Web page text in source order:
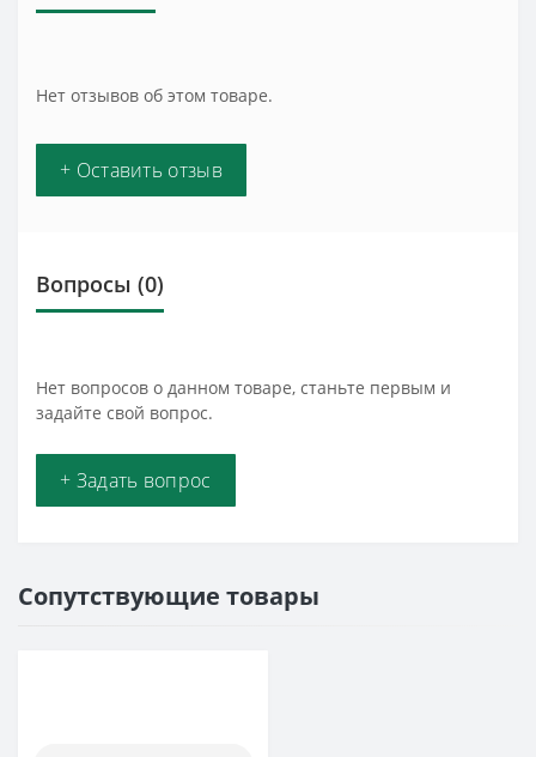
Нет отзывов об этом товаре.
+ Оставить отзыв
Вопросы (0)
Нет вопросов о данном товаре, станьте первым и
задайте свой вопрос.
+ Задать вопрос
Сопутствующие товары